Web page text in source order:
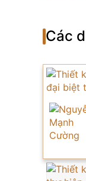
Các